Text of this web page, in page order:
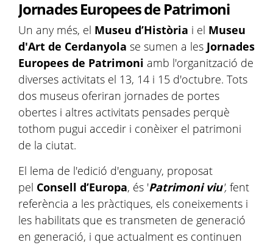
Jornades Europees de Patrimoni
Un any més, el Museu d’Història i el Museu
d'Art de Cerdanyola se sumen a les Jornades
Europees de Patrimoni amb l'organització de
diverses activitats el 13, 14 i 15 d'octubre. Tots
dos museus oferiran jornades de portes
obertes i altres activitats pensades perquè
tothom pugui accedir i conèixer el patrimoni
de la ciutat.
El lema de l'edició d'enguany, proposat
pel Consell d’Europa, és 'Patrimoni viu', fent
referència a les pràctiques, els coneixements i
les habilitats que es transmeten de generació
en generació, i que actualment es continuen